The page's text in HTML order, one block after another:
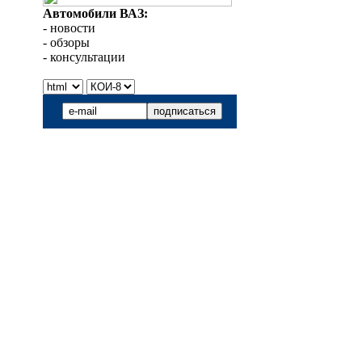
Автомобили ВАЗ:
- новости
- обзоры
- консультации